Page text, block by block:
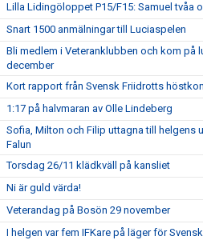
Lilla Lidingöloppet P15/F15: Samuel tvåa
Snart 1500 anmälningar till Luciaspelen
Bli medlem i Veteranklubben och kom på
december
Kort rapport från Svensk Friidrotts
1:17 på halvmaran av Olle Lindeberg
Sofia, Milton och Filip uttagna till helgens
Falun
Torsdag 26/11 klädkväll på kansliet
Ni är guld värda!
Veterandag på Bosön 29 november
I helgen var fem IFKare på läger för